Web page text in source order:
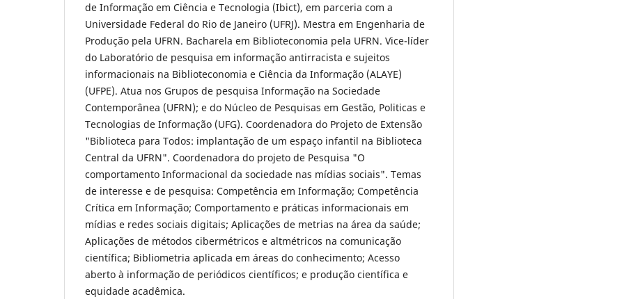
de Informação em Ciência e Tecnologia (Ibict), em parceria com a
Universidade Federal do Rio de Janeiro (UFRJ). Mestra em Engenharia de
Produção pela UFRN. Bacharela em Biblioteconomia pela UFRN. Vice-líder
do Laboratório de pesquisa em informação antirracista e sujeitos
informacionais na Biblioteconomia e Ciência da Informação (ALAYE)
(UFPE). Atua nos Grupos de pesquisa Informação na Sociedade
Contemporânea (UFRN); e do Núcleo de Pesquisas em Gestão, Politicas e
Tecnologias de Informação (UFG). Coordenadora do Projeto de Extensão
"Biblioteca para Todos: implantação de um espaço infantil na Biblioteca
Central da UFRN". Coordenadora do projeto de Pesquisa "O
comportamento Informacional da sociedade nas mídias sociais". Temas
de interesse e de pesquisa: Competência em Informação; Competência
Crítica em Informação; Comportamento e práticas informacionais em
mídias e redes sociais digitais; Aplicações de metrias na área da saúde;
Aplicações de métodos cibermétricos e altmétricos na comunicação
científica; Bibliometria aplicada em áreas do conhecimento; Acesso
aberto à informação de periódicos científicos; e produção científica e
equidade acadêmica.